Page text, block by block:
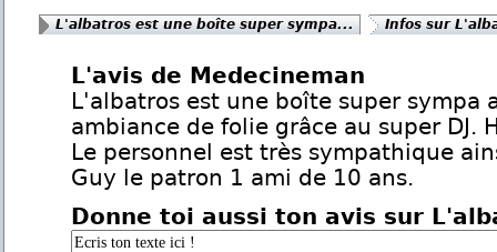
L'albatros est une boîte super sympa... Infos sur
L'avis de Medecineman
L'albatros est une boîte super sympa
ambiance de folie grâce au super DJ.
Le personnel est très sympathique
Guy le patron 1 ami de 10 ans.
Donne toi aussi ton avis sur